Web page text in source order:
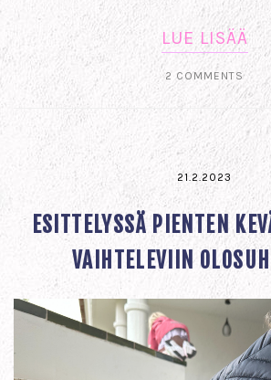
LUE LISÄÄ
2 COMMENTS
21.2.2023
ESITTELYSSÄ PIENTEN
VAIHTELEVIIN